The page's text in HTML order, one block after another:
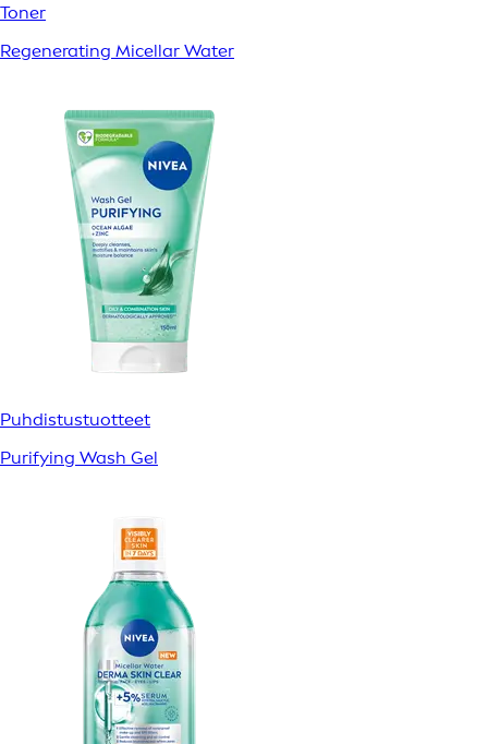
Toner
Regenerating Micellar Water
Puhdistustuotteet
Purifying Wash Gel